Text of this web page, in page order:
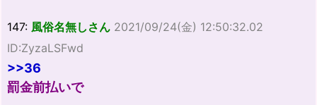
147: 風俗名無しさん 2021/09/24(金) 12:50:32.02
ID:ZyzaLSFwd
>>36
罰金前払いで